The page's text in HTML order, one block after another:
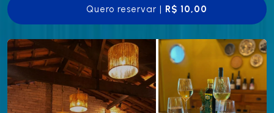
Quero reservar | R$ 10,00